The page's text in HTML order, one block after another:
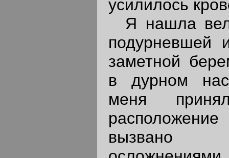
усилилось
Я нашла
подурневшей
заметной
в дурном
меня
вызвано